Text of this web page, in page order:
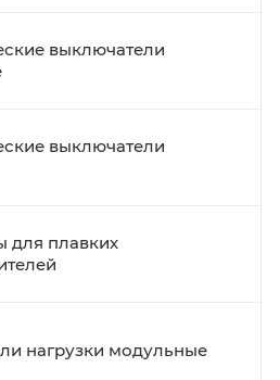
выключатели
выключатели
для плавких
нагрузки модульные